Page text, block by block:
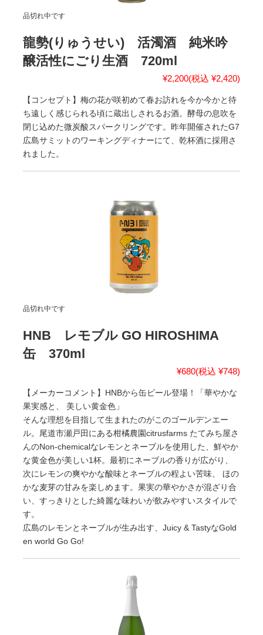
品切れ中です
龍勢(りゅうせい) 活濁酒 純米吟
醸活性にごり生酒 720ml
¥2,200(税込 ¥2,420)
【コンセプト】梅の花が咲初めて春お訪れを今か今かと待
ち遠しく感じられる頃に蔵出しされるお酒。酵母の息吹を
閉じ込めた微炭酸スパークリングです。昨年開催されたG7
広島サミットのワーキングディナーにて、乾杯酒に採用さ
れました。
品切れ中です
HNB レモブル GO HIROSHIMA
缶 370ml
¥680(税込 ¥748)
【メーカーコメント】HNBから缶ビール登場！「華やかな
果実感と、 美しい黄金色」
そんな理想を目指して生まれたのがこのゴールデンエー
ル。尾道市瀬戸田にある柑橘農園citrusfarms たてみち屋さ
んのNon-chemicalなレモンとネーブルを使用した、鮮やか
な黄金色が美しい1杯。最初にネーブルの香りが広がり、
次にレモンの爽やかな酸味とネーブルの程よい苦味、 ほの
かな麦芽の甘みを楽しめます。果実の華やかさが混ざり合
い、すっきりとした綺麗な味わいが飲みやすいスタイルで
す。
広島のレモンとネーブルが生み出す、Juicy & TastyなGold
en world Go Go!